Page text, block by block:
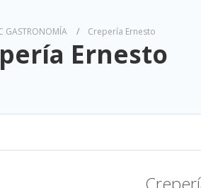
GASTRONOMÍA Crepería Ernesto
Ernesto